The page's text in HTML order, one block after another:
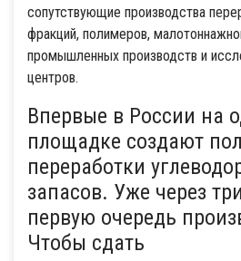
сопутствующие производства
фракций, полимеров,
промышленных производств и
центров.
Впервые в России на
площадке создают
переработки
запасов. Уже через
первую очередь
Чтобы сдать